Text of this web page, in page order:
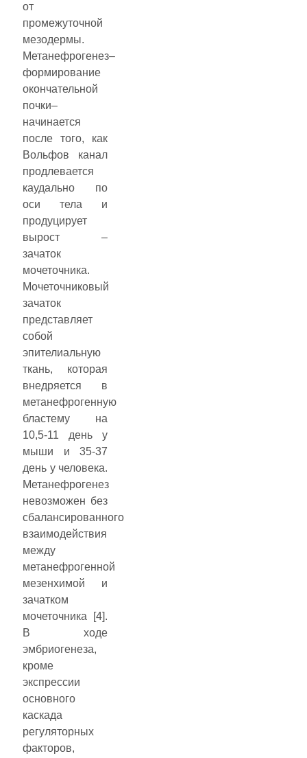
от
промежуточной
мезодермы.
Метанефрогенез–
формирование
окончательной
почки–
начинается
после того, как
Вольфов канал
продлевается
каудально по
оси тела и
продуцирует
вырост –
зачаток
мочеточника.
Мочеточниковый
зачаток
представляет
собой
эпителиальную
ткань, которая
внедряется в
метанефрогенную
бластему на
10,5-11 день у
мыши и 35-37
день у человека.
Метанефрогенез
невозможен без
сбалансированного
взаимодействия
между
метанефрогенной
мезенхимой и
зачатком
мочеточника [4].
В ходе
эмбриогенеза,
кроме
экспрессии
основного
каскада
регуляторных
факторов,